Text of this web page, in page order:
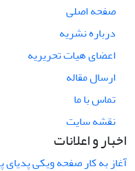
صفحه اصلی
درباره نشریه
اعضای هیات تحریریه
ارسال مقاله
تماس با ما
نقشه سایت
اخبار و اعلانات
آغاز به کار صفحه ویکی